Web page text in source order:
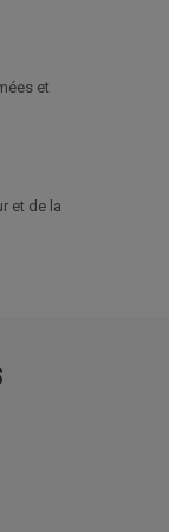
et
et de la